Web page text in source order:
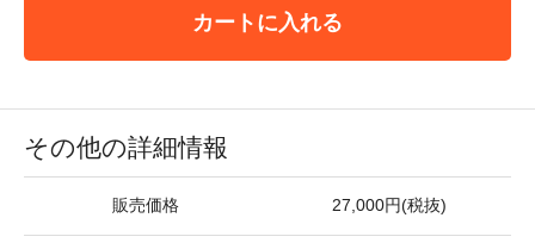
カートに入れる
その他の詳細情報
販売価格 27,000円(税抜)